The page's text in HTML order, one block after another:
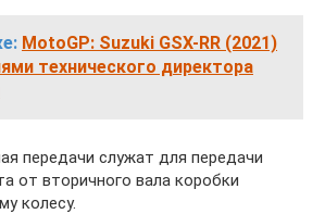
MotoGP: Suzuki GSX-RR (2021)
технического директора
передачи служат для передачи
от вторичного вала коробки
колесу.